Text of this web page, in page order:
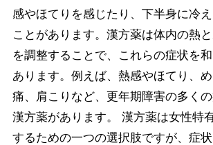
感やほてりを感じたり、下半身に冷
ことがあります。漢方薬は体内の熱
を調整することで、これらの症状を
あります。例えば、熱感やほてり、
痛、肩こりなど、更年期障害の多く
漢方薬があります。 漢方薬は女性特
するための一つの選択肢ですが、症